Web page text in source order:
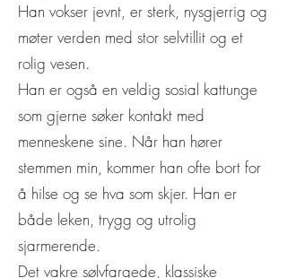
Han vokser jevnt, er sterk, nysgjerrig og
møter verden med stor selvtillit og et
rolig vesen.
Han er også en veldig sosial kattunge
som gjerne søker kontakt med
menneskene sine. Når han hører
stemmen min, kommer han ofte bort for
å hilse og se hva som skjer. Han er
både leken, trygg og utrolig
sjarmerende.
Det vakre sølvfargede, klassiske